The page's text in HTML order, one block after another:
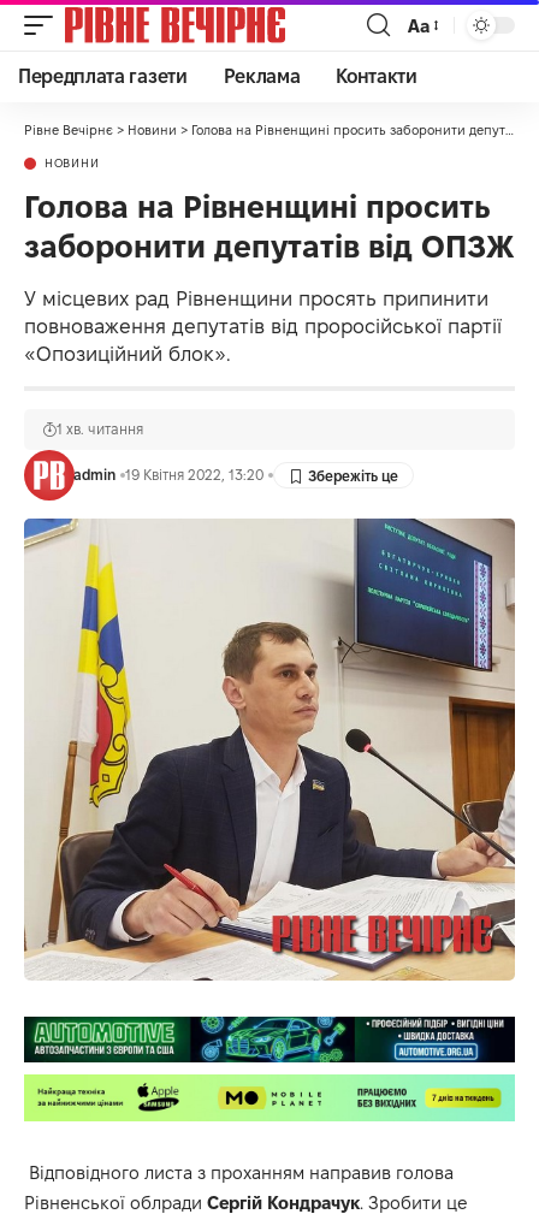
Аа
Передплата газети Реклама Контакти
Рівне Вечірнє > Новини > Голова на Рівненщині просить заборонити депутатів від ОПЗЖ
НОВИНИ
Голова на Рівненщині просить
заборонити депутатів від ОПЗЖ
У місцевих рад Рівненщини просять припинити
повноваження депутатів від проросійської партії
«Опозиційний блок».
admin 19 Квітня 2022, 13:20
1 хв. читання
Відповідного листа з проханням направив голова
Рівненської облради Сергій Кондрачук. Зробити це